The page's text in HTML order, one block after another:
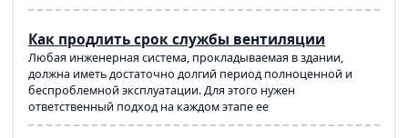
Как продлить срок службы вентиляции
Любая инженерная система, прокладываемая в здании,
должна иметь достаточно долгий период полноценной и
беспроблемной эксплуатации. Для этого нужен
ответственный подход на каждом этапе ее